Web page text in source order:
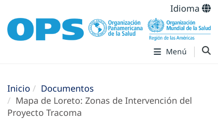
Idioma
Menú
Inicio
Documentos
Mapa de Loreto: Zonas de Intervención del
Proyecto Tracoma